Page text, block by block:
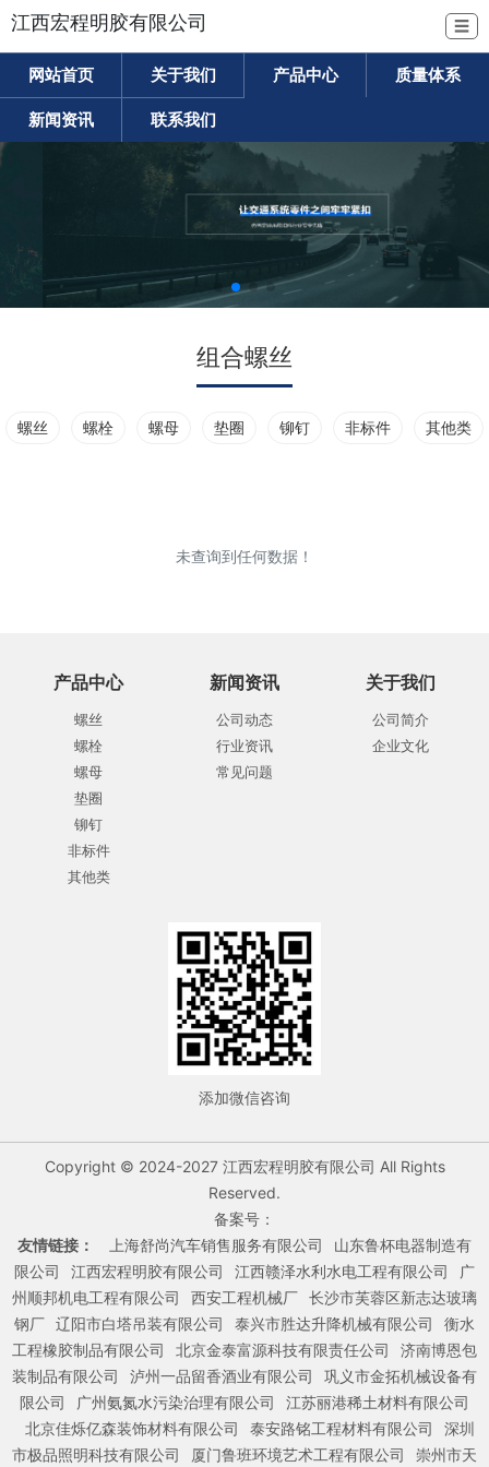
江西宏程明胶有限公司 ☰
网站首页 关于我们 产品中心 质量体系
新闻资讯 联系我们
组合螺丝
螺丝 螺栓 螺母 垫圈 铆钉 非标件 其他类
未查询到任何数据！
产品中心
螺丝
螺栓
螺母
垫圈
铆钉
非标件
其他类
新闻资讯
公司动态
行业资讯
常见问题
关于我们
公司简介
企业文化
添加微信咨询
Copyright © 2024-2027 江西宏程明胶有限公司 All Rights
Reserved.
备案号：
友情链接：
上海舒尚汽车销售服务有限公司
山东鲁杯电器制造有
限公司
江西宏程明胶有限公司 江西赣泽水利水电工程有限公司
广
州顺邦机电工程有限公司
西安工程机械厂 长沙市芙蓉区新志达玻璃
钢厂 辽阳市白塔吊装有限公司 泰兴市胜达升降机械有限公司
衡水
工程橡胶制品有限公司
北京金泰富源科技有限责任公司
济南博恩包
装制品有限公司
泸州一品留香酒业有限公司
巩义市金拓机械设备有
限公司
广州氨氮水污染治理有限公司
江苏丽港稀土材料有限公司
北京佳烁亿森装饰材料有限公司
泰安路铭工程材料有限公司
深圳
市极品照明科技有限公司
厦门鲁班环境艺术工程有限公司 崇州市天